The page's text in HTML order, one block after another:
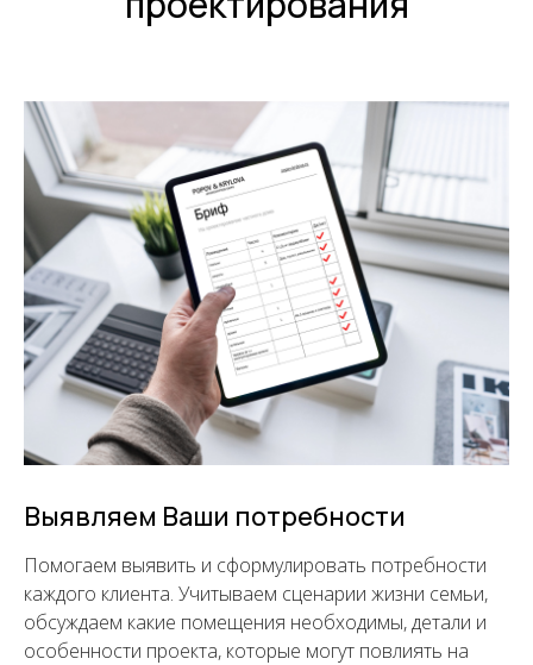
Выявляем Ваши потребности
Помогаем выявить и сформулировать потребности
каждого клиента. Учитываем сценарии жизни семьи,
обсуждаем какие помещения необходимы, детали и
особенности проекта, которые могут повлиять на